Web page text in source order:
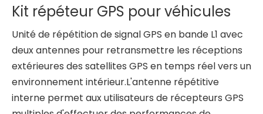
Kit répéteur GPS pour véhicules
Unité de répétition de signal GPS en bande L1 avec
deux antennes pour retransmettre les réceptions
extérieures des satellites GPS en temps réel vers un
environnement intérieur.L'antenne répétitive
interne permet aux utilisateurs de récepteurs GPS